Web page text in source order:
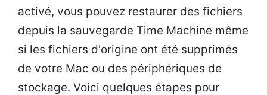
activé, vous pouvez restaurer des fichiers
depuis la sauvegarde Time Machine même
si les fichiers d'origine ont été supprimés
de votre Mac ou des périphériques de
stockage. Voici quelques étapes pour